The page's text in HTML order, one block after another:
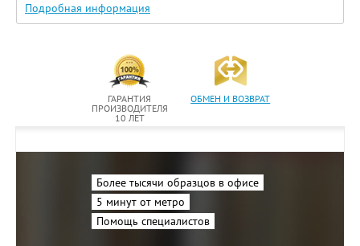
Подробная информация
ГАРАНТИЯ
ПРОИЗВОДИТЕЛЯ
10 ЛЕТ
ОБМЕН И ВОЗВРАТ
Более тысячи образцов в офисе
5 минут от метро
Помощь специалистов